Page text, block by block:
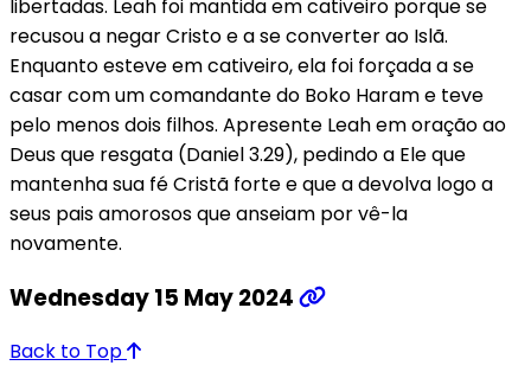
libertadas. Leah foi mantida em cativeiro porque se
recusou a negar Cristo e a se converter ao Islã.
Enquanto esteve em cativeiro, ela foi forçada a se
casar com um comandante do Boko Haram e teve
pelo menos dois filhos. Apresente Leah em oração ao
Deus que resgata (Daniel 3.29), pedindo a Ele que
mantenha sua fé Cristã forte e que a devolva logo a
seus pais amorosos que anseiam por vê-la
novamente.
Wednesday 15 May 2024
Back to Top